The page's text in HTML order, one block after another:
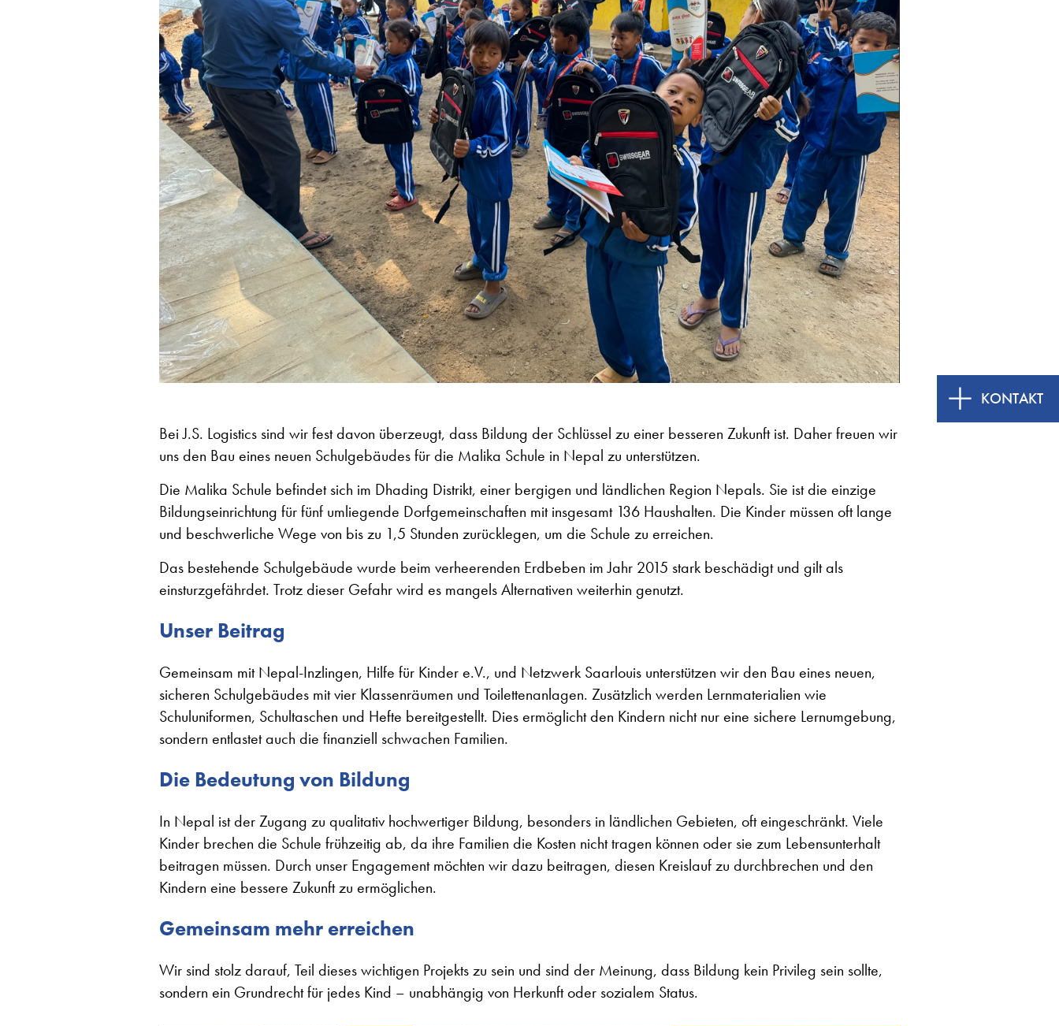
Bei J.S. Logistics sind wir fest davon überzeugt, dass Bildung der Schlüssel zu einer besseren Zukunft ist. Daher freuen wir
uns den Bau eines neuen Schulgebäudes für die Malika Schule in Nepal zu unterstützen.
Die Malika Schule befindet sich im Dhading Distrikt, einer bergigen und ländlichen Region Nepals. Sie ist die einzige
Bildungseinrichtung für fünf umliegende Dorfgemeinschaften mit insgesamt 136 Haushalten. Die Kinder müssen oft lange
und beschwerliche Wege von bis zu 1,5 Stunden zurücklegen, um die Schule zu erreichen.
Das bestehende Schulgebäude wurde beim verheerenden Erdbeben im Jahr 2015 stark beschädigt und gilt als
einsturzgefährdet. Trotz dieser Gefahr wird es mangels Alternativen weiterhin genutzt.
Unser Beitrag
Gemeinsam mit Nepal-Inzlingen, Hilfe für Kinder e.V., und Netzwerk Saarlouis unterstützen wir den Bau eines neuen,
sicheren Schulgebäudes mit vier Klassenräumen und Toilettenanlagen. Zusätzlich werden Lernmaterialien wie
Schuluniformen, Schultaschen und Hefte bereitgestellt. Dies ermöglicht den Kindern nicht nur eine sichere Lernumgebung,
sondern entlastet auch die finanziell schwachen Familien.
Die Bedeutung von Bildung
In Nepal ist der Zugang zu qualitativ hochwertiger Bildung, besonders in ländlichen Gebieten, oft eingeschränkt. Viele
Kinder brechen die Schule frühzeitig ab, da ihre Familien die Kosten nicht tragen können oder sie zum Lebensunterhalt
beitragen müssen. Durch unser Engagement möchten wir dazu beitragen, diesen Kreislauf zu durchbrechen und den
Kindern eine bessere Zukunft zu ermöglichen.
Gemeinsam mehr erreichen
Wir sind stolz darauf, Teil dieses wichtigen Projekts zu sein und sind der Meinung, dass Bildung kein Privileg sein sollte,
sondern ein Grundrecht für jedes Kind – unabhängig von Herkunft oder sozialem Status.
KONTAKT